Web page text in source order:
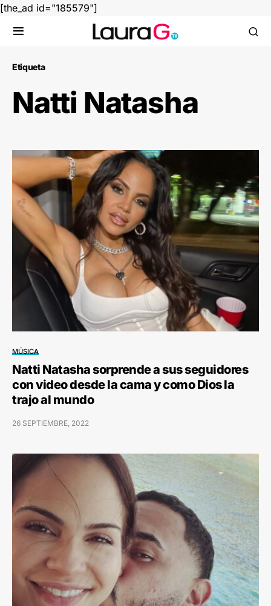
[the_ad id="185579"]
Etiqueta
Natti Natasha
MÚSICA
Natti Natasha sorprende a sus seguidores
con video desde la cama y como Dios la
trajo al mundo
26 SEPTIEMBRE, 2022